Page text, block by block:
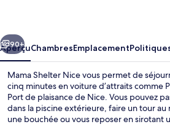
Suivant
90+
AperçuChambresEmplacement
Mama Shelter Nice vous permet de
cinq minutes en voiture d’attraits comme
Port de plaisance de Nice. Vous pouvez
dans la piscine extérieure, faire un tour
une bouchée ou vous reposer en sirotant